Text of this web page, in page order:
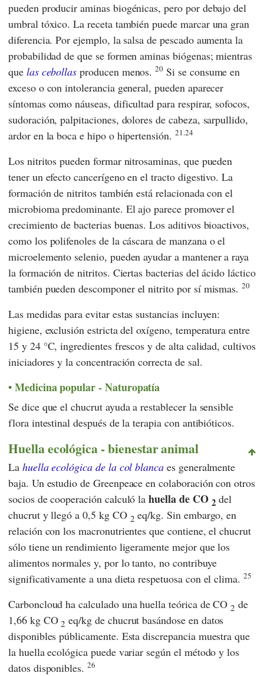
pueden producir aminas biogénicas, pero por debajo del
umbral tóxico. La receta también puede marcar una gran
diferencia. Por ejemplo, la salsa de pescado aumenta la
probabilidad de que se formen aminas biógenas; mientras
que las cebollas producen menos.20 Si se consume en
exceso o con intolerancia general, pueden aparecer
síntomas como náuseas, dificultad para respirar, sofocos,
sudoración, palpitaciones, dolores de cabeza, sarpullido,
ardor en la boca e hipo o hipertensión. 21.24
Los nitritos pueden formar nitrosaminas, que pueden
tener un efecto cancerígeno en el tracto digestivo. La
formación de nitritos también está relacionada con el
microbioma predominante. El ajo parece promover el
crecimiento de bacterias buenas. Los aditivos bioactivos,
como los polifenoles de la cáscara de manzana o el
microelemento selenio, pueden ayudar a mantener a raya
la formación de nitritos. Ciertas bacterias del ácido láctico
también pueden descomponer el nitrito por sí mismas.20
Las medidas para evitar estas sustancias incluyen:
higiene, exclusión estricta del oxígeno, temperatura entre
15 y 24 °C, ingredientes frescos y de alta calidad, cultivos
iniciadores y la concentración correcta de sal.
Medicina popular - Naturopatía
Se dice que el chucrut ayuda a restablecer la sensible
flora intestinal después de la terapia con antibióticos.
Huella ecológica - bienestar animal
La huella ecológica de la col blanca es generalmente
baja. Un estudio de Greenpeace en colaboración con otros
socios de cooperación calculó lahuella de CO 2 del
chucrut y llegó a 0,5 kg CO 2 eq/kg. Sin embargo, en
relación con los macronutrientes que contiene, el chucrut
sólo tiene un rendimiento ligeramente mejor que los
alimentos normales y, por lo tanto, no contribuye
significativamente a una dieta respetuosa con el clima. 25
Carboncloud ha calculado una huella teórica de CO2 de
1,66 kg CO2 eq/kg de chucrut basándose en datos
disponibles públicamente. Esta discrepancia muestra que
la huella ecológica puede variar según el método y los
datos disponibles. 26